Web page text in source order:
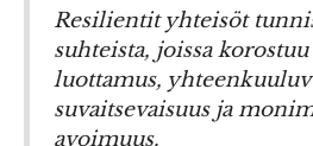
Resilientit yhteisöt
suhteista, joissa
luottamus,
suvaitsevaisuus ja
avoimuus.